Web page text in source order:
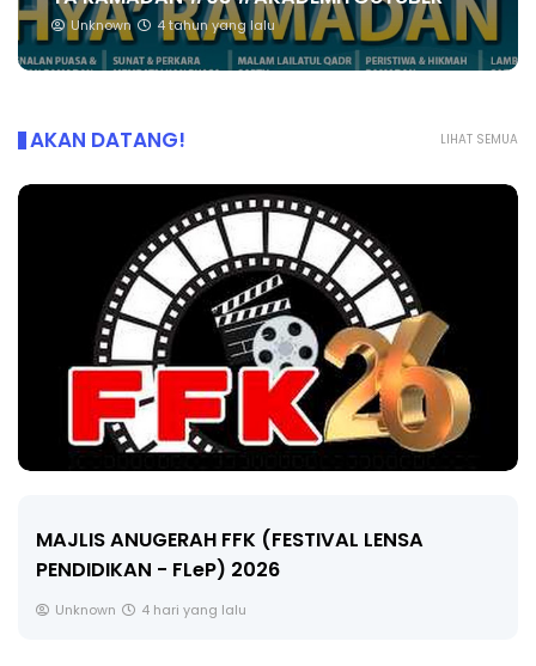
Unknown 4 tahun yang lalu
LIHAT SEMUA
AKAN DATANG!
🔴 [LIVE] MATEMATIK SR, WANG TAHUN 6 OLEH
CIKGU ANITA #ALLINONE #141 #...